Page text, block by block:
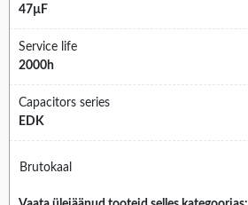
47µF
Service life
2000h
Capacitors series
EDK
Brutokaal